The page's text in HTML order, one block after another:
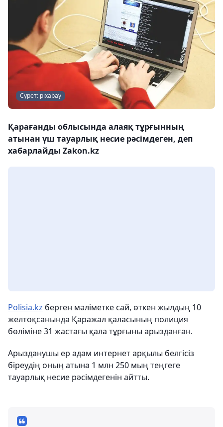
Сурет: pixabay
Қарағанды ​​облысында алаяқ тұрғынның
атынан үш тауарлық несие рәсімдеген, деп
хабарлайды Zakon.kz
Polisia.kz берген мәліметке сай, өткен жылдың 10
желтоқсанында Қаражал қаласының полиция
бөліміне 31 жастағы қала тұрғыны арызданған.
Арызданушы ер адам интернет арқылы белгісіз
біреудің оның атына 1 млн 250 мың теңгеге
тауарлық несие рәсімдегенін айтты.